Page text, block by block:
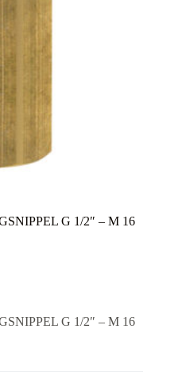
G 1/2″ – M 16
G 1/2″ – M 16